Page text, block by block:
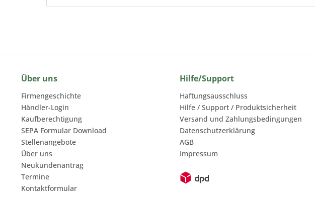
Über uns
Firmengeschichte
Händler-Login
Kaufberechtigung
SEPA Formular Download
Stellenangebote
Über uns
Neukundenantrag
Termine
Kontaktformular
Hilfe/Support
Haftungsausschluss
Hilfe / Support / Produktsicherheit
Versand und Zahlungsbedingungen
Datenschutzerklärung
AGB
Impressum